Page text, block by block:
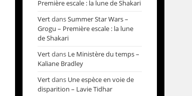
Première escale : la lune de Shakari
VertdansSummer Star Wars –
Grogu – Première escale : la lune
de Shakari
Vertdans Le Ministère du temps –
Kaliane Bradley
Vertdans Une espèce en voie de
disparition – Lavie Tidhar